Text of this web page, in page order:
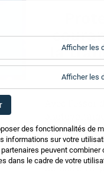
la
Avec
courants de
crucial pour
Demelectric
Afficher les
Afficher les
des fonctionnalités de
informations sur votre
peuvent combiner
dans le cadre de votre